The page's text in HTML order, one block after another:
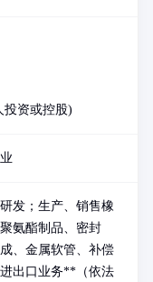
投资或控股)
发；生产、销售橡
氨酯制品、密封
、金属软管、补偿
出口业务**（依法